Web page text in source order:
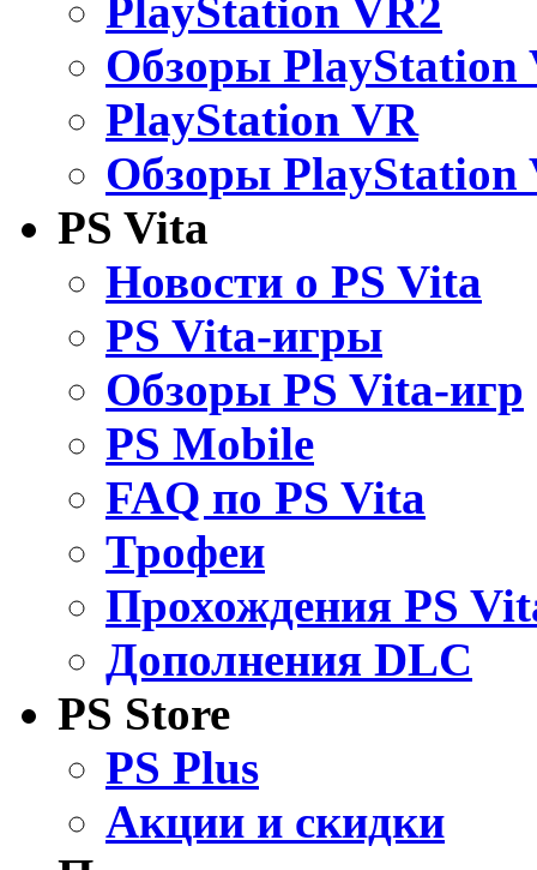
PlayStation VR2
Обзоры PlayStation
PlayStation VR
Обзоры PlayStation
PS Vita
Новости о PS Vita
PS Vita-игры
Обзоры PS Vita-игр
PS Mobile
FAQ по PS Vita
Трофеи
Прохождения PS
Дополнения DLC
PS Store
PS Plus
Акции и скидки